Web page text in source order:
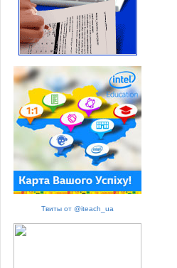
Твиты от @iteach_ua